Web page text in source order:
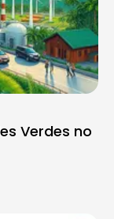
Verdes no